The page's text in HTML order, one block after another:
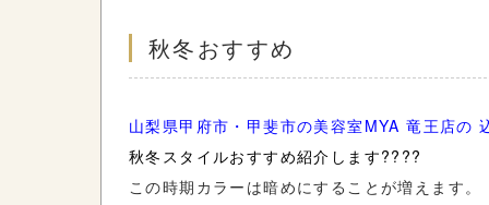
秋冬おすすめ
山梨県甲府市・甲斐市の美容室MYA 竜王店の
秋冬スタイルおすすめ紹介します????
この時期カラーは暗めにすることが増えます。